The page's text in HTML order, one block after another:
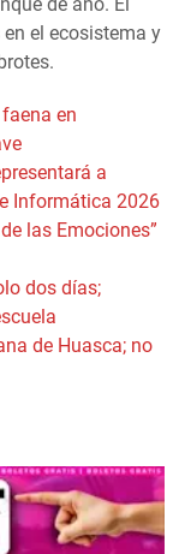
el ecosistema y
en
a
Informática 2026
las Emociones”
dos días;
de Huasca; no